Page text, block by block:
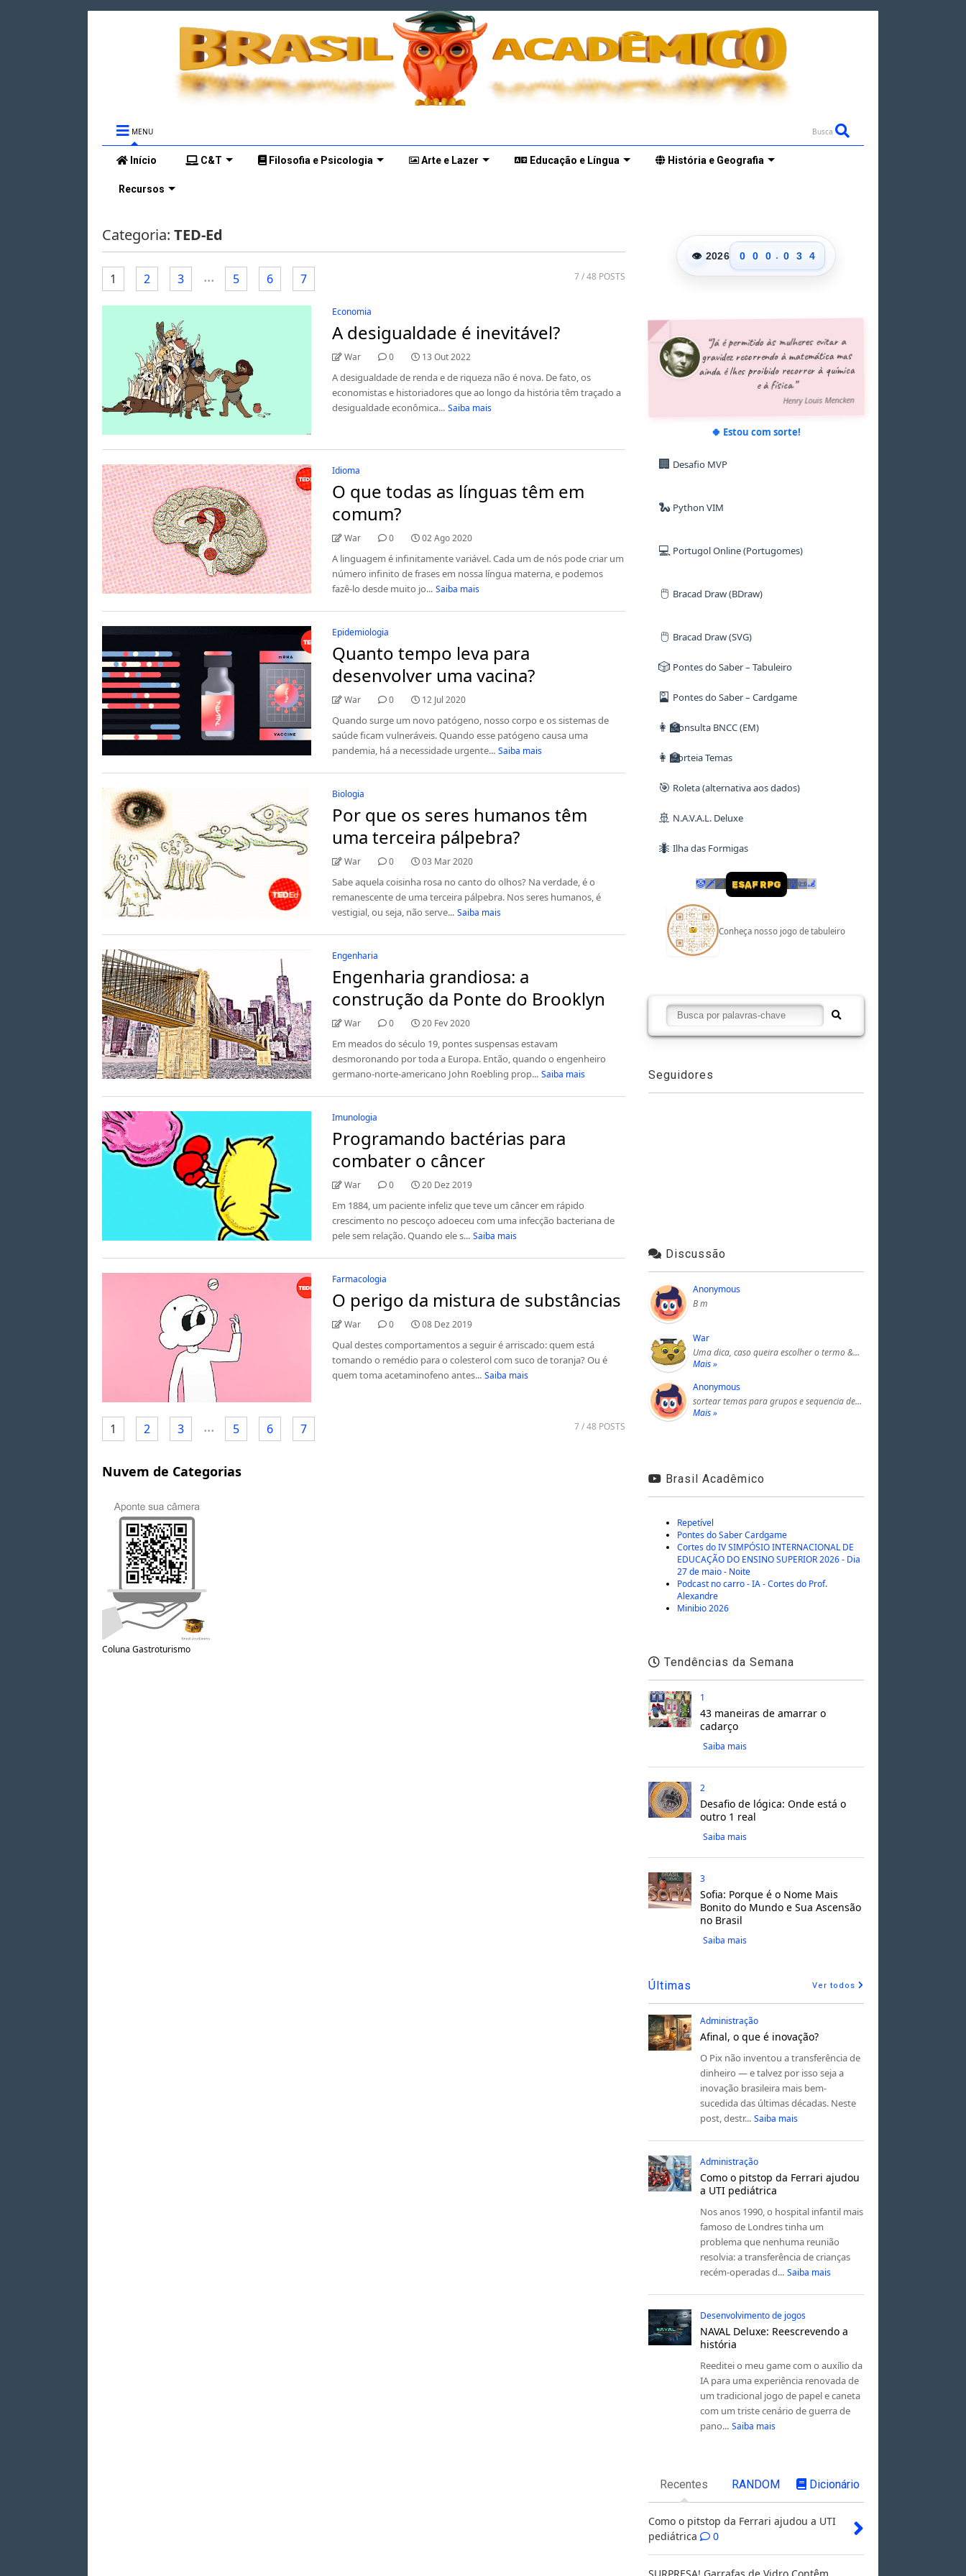
MENU Busca
Início C&T Filosofia e Psicologia Arte e Lazer Educação e Língua História e Geografia
Recursos
Categoria: TED-Ed
1 2 3 ... 5 6 7 7/ 48 POSTS
Economia
A desigualdade é inevitável?
War 0 13 Out 2022
A desigualdade de renda e de riqueza não é nova. De fato, os
economistas e historiadores que ao longo da história têm traçado a
desigualdade econômica... Saiba mais
Idioma
O que todas as línguas têm em
comum?
War 0 02 Ago 2020
A linguagem é infinitamente variável. Cada um de nós pode criar um
número infinito de frases em nossa língua materna, e podemos
fazê-lo desde muito jo... Saiba mais
Epidemiologia
Quanto tempo leva para
desenvolver uma vacina?
War 0 12 Jul 2020
Quando surge um novo patógeno, nosso corpo e os sistemas de
saúde ficam vulneráveis. Quando esse patógeno causa uma
pandemia, há a necessidade urgente... Saiba mais
Biologia
Por que os seres humanos têm
uma terceira pálpebra?
War 0 03 Mar 2020
Sabe aquela coisinha rosa no canto do olhos? Na verdade, é o
remanescente de uma terceira pálpebra. Nos seres humanos, é
vestigial, ou seja, não serve... Saiba mais
Engenharia
Engenharia grandiosa: a
construção da Ponte do Brooklyn
War 0 20 Fev 2020
Em meados do século 19, pontes suspensas estavam
desmoronando por toda a Europa. Então, quando o engenheiro
germano-norte-americano John Roebling prop... Saiba mais
Imunologia
Programando bactérias para
combater o câncer
War 0 20 Dez 2019
Em 1884, um paciente infeliz que teve um câncer em rápido
crescimento no pescoço adoeceu com uma infecção bacteriana de
pele sem relação. Quando ele s... Saiba mais
Farmacologia
O perigo da mistura de substâncias
War 0 08 Dez 2019
Qual destes comportamentos a seguir é arriscado: quem está
tomando o remédio para o colesterol com suco de toranja? Ou é
quem toma acetaminofeno antes... Saiba mais
1 2 3 ... 5 6 7 7/ 48 POSTS
Nuvem de Categorias
Coluna Gastroturismo
👁 2026
0
1
6
7
8
0
1
6
7
8
9
0
1
6
7
8
9
. 0
1
6
7
8
9
2
3
4
9
3
4
5
“Já é permitido às mulheres evitar a
gravidez recorrendo à matemática mas
ainda é lhes proibido recorrer à química
e à física.”
Henry Louis Mencken
🍀 Estou com sorte!
🏢 Desafio MVP
🐍 Python VIM
💻 Portugol Online (Portugomes)
🖱️ Bracad Draw (BDraw)
🖱️ Bracad Draw (SVG)
🎲 Pontes do Saber – Tabuleiro
🎴 Pontes do Saber – Cardgame
👩‍🏫Consulta BNCC (EM)
👩‍🏫Sorteia Temas
🎯 Roleta (alternativa aos dados)
🚢 N.A.V.A.L. Deluxe
🐜 Ilha das Formigas
🤡🗡🪄 ESAF RPG 👹📜🦼
Conheça nosso jogo de tabuleiro
Seguidores
Discussão
Anonymous
B m
War
Uma dica, caso queira escolher o termo &…
Mais »
Anonymous
sortear temas para grupos e sequencia de…
Mais »
Brasil Acadêmico
Repetível
Pontes do Saber Cardgame
Cortes do IV SIMPÓSIO INTERNACIONAL DE
EDUCAÇÃO DO ENSINO SUPERIOR 2026 - Dia
27 de maio - Noite
Podcast no carro - IA - Cortes do Prof.
Alexandre
Minibio 2026
Tendências da Semana
1
43 maneiras de amarrar o
cadarço
Saiba mais
2
Desafio de lógica: Onde está o
outro 1 real
Saiba mais
3
Sofia: Porque é o Nome Mais
Bonito do Mundo e Sua Ascensão
no Brasil
Saiba mais
Últimas Ver todos
Administração
Afinal, o que é inovação?
O Pix não inventou a transferência de
dinheiro — e talvez por isso seja a
inovação brasileira mais bem-
sucedida das últimas décadas. Neste
post, destr... Saiba mais
Administração
Como o pitstop da Ferrari ajudou
a UTI pediátrica
Nos anos 1990, o hospital infantil mais
famoso de Londres tinha um
problema que nenhuma reunião
resolvia: a transferência de crianças
recém-operadas d... Saiba mais
Desenvolvimento de jogos
NAVAL Deluxe: Reescrevendo a
história
Reeditei o meu game com o auxílio da
IA para uma experiência renovada de
um tradicional jogo de papel e caneta
com um triste cenário de guerra de
pano... Saiba mais
Recentes RANDOM Dicionário
Como o pitstop da Ferrari ajudou a UTI
pediátrica
0